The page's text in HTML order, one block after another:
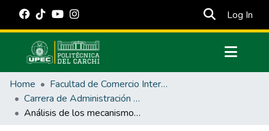
Log In
Communities & Collections
All of DSpace
Statistics
Home
Facultad de Comercio Internacional, Integración, Administración y Economía Empresarial
Carrera de Administración Pública
Análisis de los mecanismos de participación ciudadana en el Gobierno Autónomo Descentralizado del Carchi en el periodo 2016 – 2018 y su incidencia en el buen funcionamiento del sistema “Carchi Participa